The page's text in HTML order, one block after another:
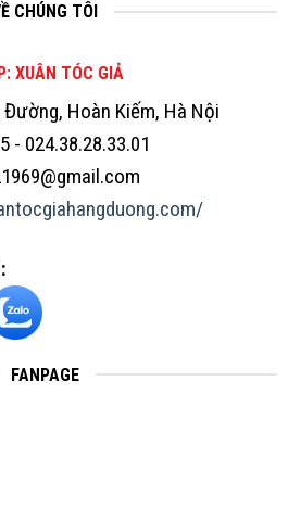
CHÚNG TÔI
XUÂN TÓC GIẢ
Hoàn Kiếm, Hà Nội
- 024.38.28.33.01
FANPAGE